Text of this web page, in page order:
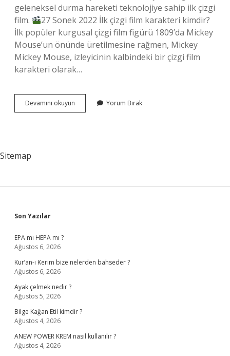
geleneksel durma hareketi teknolojiye sahip ilk çizgi
film.
27 Sonek 2022 İlk çizgi film karakteri kimdir?
İlk popüler kurgusal çizgi film figürü 1809’da Mickey
Mouse’un önünde üretilmesine rağmen, Mickey
Mickey Mouse, izleyicinin kalbindeki bir çizgi film
karakteri olarak…
Devamını okuyun
Türk
Yorum Bırak
Sitemap
Sidebar
Son Yazılar
EPA mı HEPA mı ?
Ağustos 6, 2026
Kur’an-ı Kerim bize nelerden bahseder ?
Ağustos 6, 2026
Ayak çelmek nedir ?
Ağustos 5, 2026
Bilge Kağan Etil kimdir ?
Ağustos 4, 2026
ANEW POWER KREM nasıl kullanılır ?
Ağustos 4, 2026